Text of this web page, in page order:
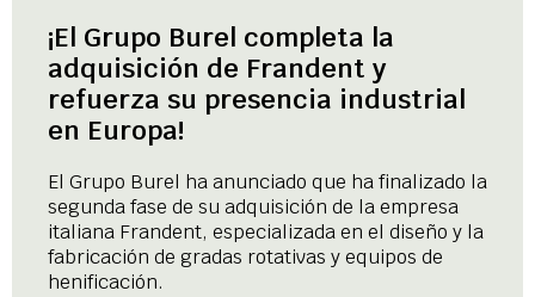
¡El Grupo Burel completa la
adquisición de Frandent y
refuerza su presencia industrial
en Europa!
El Grupo Burel ha anunciado que ha finalizado la
segunda fase de su adquisición de la empresa
italiana Frandent, especializada en el diseño y la
fabricación de gradas rotativas y equipos de
henificación.